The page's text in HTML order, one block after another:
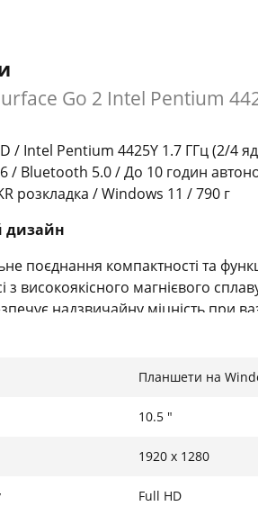
Go 2 Intel Pentium
/ Intel Pentium 4425Y 1.7 ГГц (2/4
/ Bluetooth 5.0 / До 10 годин
розкладка / Windows 11 / 790 г
дизайн
поєднання компактності та
високоякісного магнієвого
надзвичайну міцність при
працює в кафе, подорожує або
дюймовим дисплеєм PixelSense
щільністю пікселів, що
Планшети на
10.5 "
1920 x 1280
Full HD